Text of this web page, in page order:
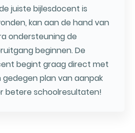
juiste bijlesdocent is
kan aan de hand van
ondersteuning de
beginnen. De
begint graag direct met
gedegen plan van aanpak
betere schoolresultaten!